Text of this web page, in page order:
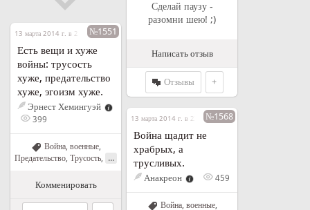
Сделай паузу -
разомни шею! ;)
Написать отзыв
Отзывы +
13 марта 2014 г. в 21:54№1551
Есть вещи и хуже
войны: трусость
хуже, предательство
хуже, эгоизм хуже.
Эрнест Хемингуэй
399
Война, военные,
Предательство Трусость ...
Комменировать
13 марта 2014 г. в 23:43№1568
Война щадит не
храбрых, а
трусливых.
Анакреон 459
Война, военные,